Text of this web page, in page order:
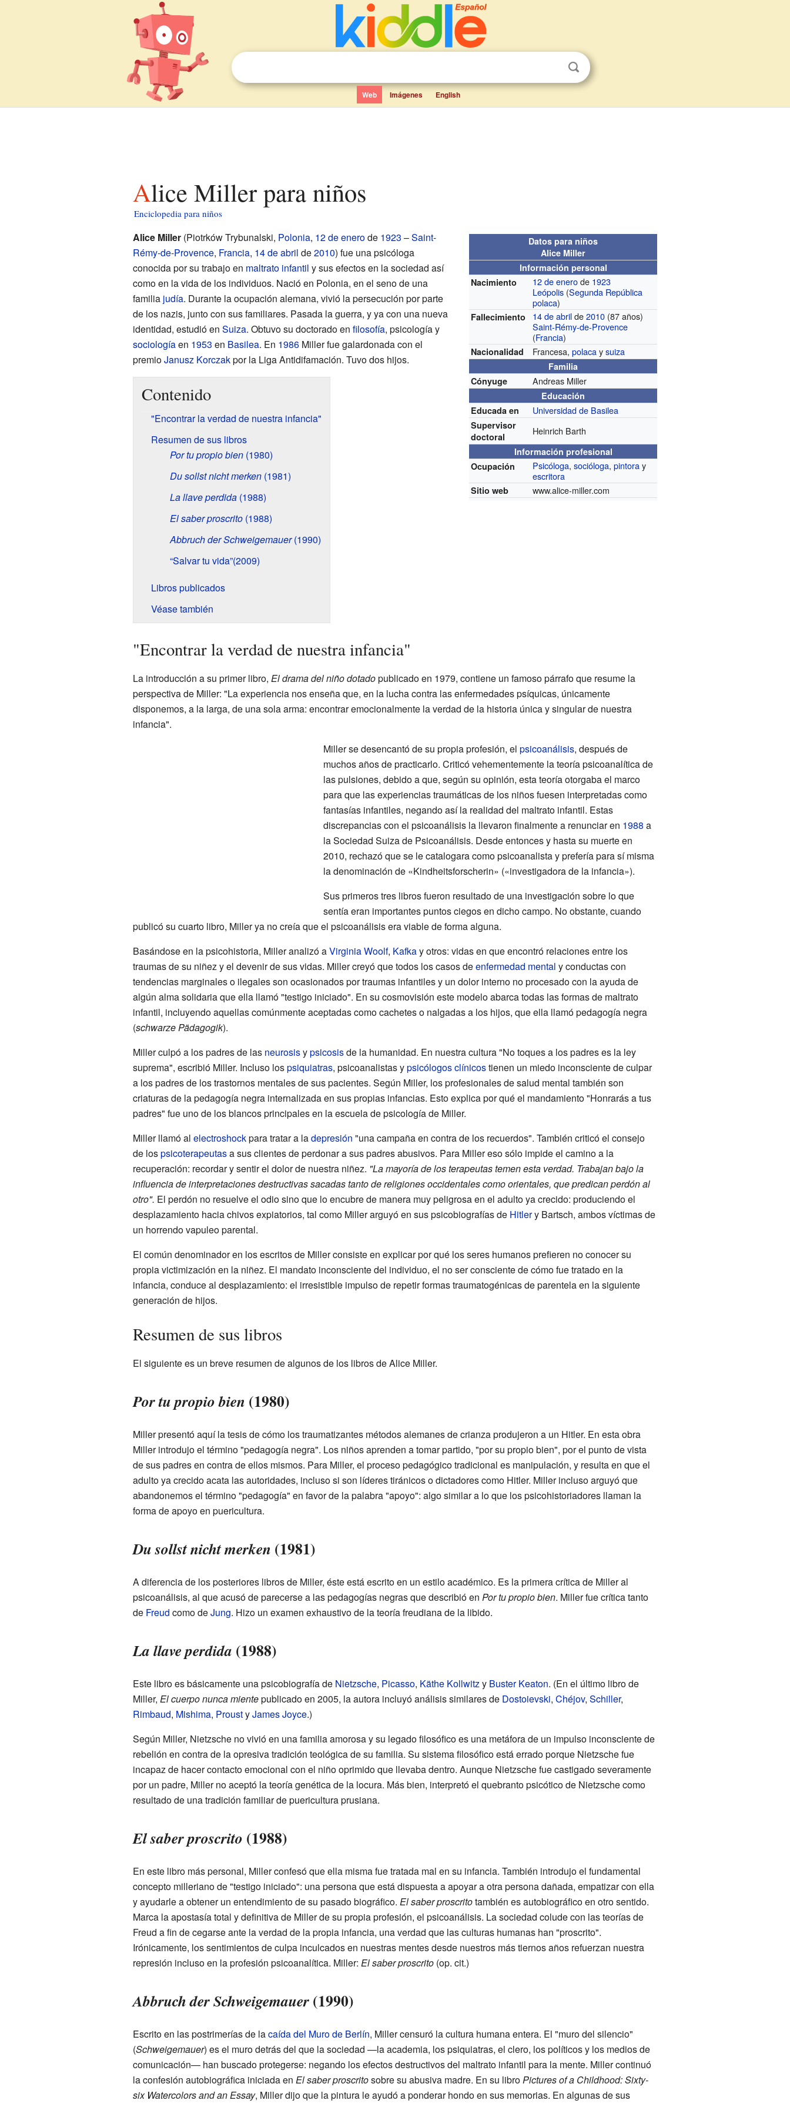
Web Imágenes English
Alice Miller para niños
Enciclopedia para niños
Datos para niños
Alice Miller
Información personal
Nacimiento
12 de enerode 1923
Leópolis (Segunda República
polaca)
Fallecimiento 14 de abrilde2010 (87 años)
Saint-Rémy-de-Provence
(Francia)
Nacionalidad Francesa,polacaysuiza
Familia
Cónyuge
Andreas Miller
Educación
Educada en
Universidad de Basilea
Supervisor
doctoral
Heinrich Barth
Información profesional
Ocupación
Psicóloga,socióloga,pintoray
escritora
Sitio web www.alice-miller.com
Alice Miller(Piotrków Trybunalski, Polonia, 12 de enerode 1923 –Saint-
Rémy-de-Provence, Francia, 14 de abril de2010) fue una psicóloga
conocida por su trabajo en maltrato infantil y sus efectos en la sociedad así
como en la vida de los individuos. Nació en Polonia, en el seno de una
familia judía. Durante la ocupación alemana, vivió la persecución por parte
de los nazis, junto con sus familiares. Pasada la guerra, y ya con una nueva
identidad, estudió en Suiza. Obtuvo su doctorado en filosofía, psicología y
sociologíaen 1953 en Basilea. En 1986Miller fue galardonada con el
premioJanusz Korczakpor la Liga Antidifamación. Tuvo dos hijos.
Contenido
"Encontrar la verdad de nuestra infancia"
Resumen de sus libros
Por tu propio bien(1980)
Du sollst nicht merken(1981)
La llave perdida(1988)
El saber proscrito(1988)
Abbruch der Schweigemauer(1990)
“Salvar tu vida”(2009)
Libros publicados
Véase también
"Encontrar la verdad de nuestra infancia"
La introducción a su primer libro, El drama del niño dotadopublicado en 1979, contiene un famoso párrafo que resume la
perspectiva de Miller: "La experiencia nos enseña que, en la lucha contra las enfermedades psíquicas, únicamente
disponemos, a la larga, de una sola arma: encontrar emocionalmente la verdad de la historia única y singular de nuestra
infancia".
Miller se desencantó de su propia profesión, el psicoanálisis, después de
muchos años de practicarlo. Criticó vehementemente la teoría psicoanalítica de
las pulsiones, debido a que, según su opinión, esta teoría otorgaba el marco
para que las experiencias traumáticas de los niños fuesen interpretadas como
fantasías infantiles, negando así la realidad del maltrato infantil. Estas
discrepancias con el psicoanálisis la llevaron finalmente a renunciar en 1988 a
la Sociedad Suiza de Psicoanálisis. Desde entonces y hasta su muerte en
2010, rechazó que se le catalogara como psicoanalista y prefería para sí misma
la denominación de «Kindheitsforscherin» («investigadora de la infancia»).
Sus primeros tres libros fueron resultado de una investigación sobre lo que
sentía eran importantes puntos ciegos en dicho campo. No obstante, cuando
publicó su cuarto libro, Miller ya no creía que el psicoanálisis era viable de forma alguna.
Basándose en la psicohistoria, Miller analizó aVirginia Woolf, Kafkay otros: vidas en que encontró relaciones entre los
traumas de su niñez y el devenir de sus vidas. Miller creyó que todos los casos deenfermedad mental y conductas con
tendencias marginales o ilegales son ocasionados por traumas infantiles y un dolor interno no procesado con la ayuda de
algún alma solidaria que ella llamó "testigo iniciado". En su cosmovisión este modelo abarca todas las formas de maltrato
infantil, incluyendo aquellas comúnmente aceptadas como cachetes o nalgadas a los hijos, que ella llamó pedagogía negra
(schwarze Pädagogik).
Miller culpó a los padres de las neurosisypsicosisde la humanidad. En nuestra cultura "No toques a los padres es la ley
suprema", escribió Miller. Incluso lospsiquiatras, psicoanalistas ypsicólogos clínicostienen un miedo inconsciente de culpar
a los padres de los trastornos mentales de sus pacientes. Según Miller, los profesionales de salud mental también son
criaturas de la pedagogía negra internalizada en sus propias infancias. Esto explica por qué el mandamiento "Honrarás a tus
padres" fue uno de los blancos principales en la escuela de psicología de Miller.
Miller llamó al electroshockpara tratar a ladepresión "una campaña en contra de los recuerdos". También criticó el consejo
de lospsicoterapeutasa sus clientes de perdonar a sus padres abusivos. Para Miller eso sólo impide el camino a la
recuperación: recordar y sentir el dolor de nuestra niñez. "La mayoría de los terapeutas temen esta verdad. Trabajan bajo la
influencia de interpretaciones destructivas sacadas tanto de religiones occidentales como orientales, que predican perdón al
otro". El perdón no resuelve el odio sino que lo encubre de manera muy peligrosa en el adulto ya crecido: produciendo el
desplazamiento hacia chivos expiatorios, tal como Miller arguyó en sus psicobiografías de Hitlery Bartsch, ambos víctimas de
un horrendo vapuleo parental.
El común denominador en los escritos de Miller consiste en explicar por qué los seres humanos prefieren no conocer su
propia victimización en la niñez. El mandato inconsciente del individuo, el no ser consciente de cómo fue tratado en la
infancia, conduce al desplazamiento: el irresistible impulso de repetir formas traumatogénicas de parentela en la siguiente
generación de hijos.
Resumen de sus libros
El siguiente es un breve resumen de algunos de los libros de Alice Miller.
Por tu propio bien (1980)
Miller presentó aquí la tesis de cómo los traumatizantes métodos alemanes de crianza produjeron a un Hitler. En esta obra
Miller introdujo el término "pedagogía negra". Los niños aprenden a tomar partido, "por su propio bien", por el punto de vista
de sus padres en contra de ellos mismos. Para Miller, el proceso pedagógico tradicional es manipulación, y resulta en que el
adulto ya crecido acata las autoridades, incluso si son líderes tiránicos o dictadores como Hitler. Miller incluso arguyó que
abandonemos el término "pedagogía" en favor de la palabra "apoyo": algo similar a lo que los psicohistoriadores llaman la
forma de apoyo en puericultura.
Du sollst nicht merken (1981)
A diferencia de los posteriores libros de Miller, éste está escrito en un estilo académico. Es la primera crítica de Miller al
psicoanálisis, al que acusó de parecerse a las pedagogías negras que describió en Por tu propio bien. Miller fue crítica tanto
de Freud como deJung. Hizo un examen exhaustivo de la teoría freudiana de la libido.
La llave perdida (1988)
Este libro es básicamente una psicobiografía de Nietzsche, Picasso, Käthe Kollwitzy Buster Keaton. (En el último libro de
Miller, El cuerpo nunca mientepublicado en 2005, la autora incluyó análisis similares de Dostoievski, Chéjov, Schiller,
Rimbaud, Mishima, ProustyJames Joyce.)
Según Miller, Nietzsche no vivió en una familia amorosa y su legado filosófico es una metáfora de un impulso inconsciente de
rebelión en contra de la opresiva tradición teológica de su familia. Su sistema filosófico está errado porque Nietzsche fue
incapaz de hacer contacto emocional con el niño oprimido que llevaba dentro. Aunque Nietzsche fue castigado severamente
por un padre, Miller no aceptó la teoría genética de la locura. Más bien, interpretó el quebranto psicótico de Nietzsche como
resultado de una tradición familiar de puericultura prusiana.
El saber proscrito (1988)
En este libro más personal, Miller confesó que ella misma fue tratada mal en su infancia. También introdujo el fundamental
concepto milleriano de "testigo iniciado": una persona que está dispuesta a apoyar a otra persona dañada, empatizar con ella
y ayudarle a obtener un entendimiento de su pasado biográfico. El saber proscritotambién es autobiográfico en otro sentido.
Marca la apostasía total y definitiva de Miller de su propia profesión, el psicoanálisis. La sociedad colude con las teorías de
Freud a fin de cegarse ante la verdad de la propia infancia, una verdad que las culturas humanas han "proscrito".
Irónicamente, los sentimientos de culpa inculcados en nuestras mentes desde nuestros más tiernos años refuerzan nuestra
represión incluso en la profesión psicoanalítica. Miller: El saber proscrito(op. cit.)
Abbruch der Schweigemauer(1990)
Escrito en las postrimerías de lacaída del Muro de Berlín, Miller censuró la cultura humana entera. El "muro del silencio"
(Schweigemauer) es el muro detrás del que la sociedad —la academia, los psiquiatras, el clero, los políticos y los medios de
comunicación— han buscado protegerse: negando los efectos destructivos del maltrato infantil para la mente. Miller continuó
la confesión autobiográfica iniciada en El saber proscritosobre su abusiva madre. En su libroPictures of a Childhood: Sixty-
six Watercolors and an Essay, Miller dijo que la pintura le ayudó a ponderar hondo en sus memorias. En algunas de sus